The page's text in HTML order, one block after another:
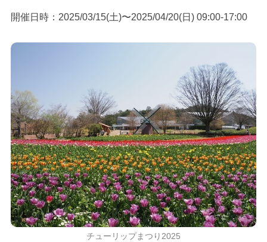
開催日時：2025/03/15(土)〜2025/04/20(日) 09:00-17:00
チューリップまつり2025